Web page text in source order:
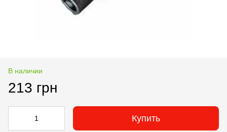
В наличии
213 грн
Купить